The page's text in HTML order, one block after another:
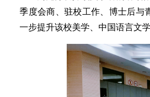
季度会商、驻校工作、博士后与
一步提升该校美学、中国语言文